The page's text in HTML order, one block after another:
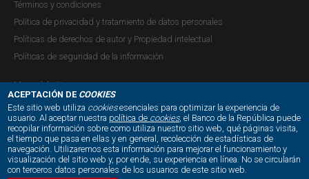
ACEPTACIÓN DE COOKIES
Este sitio web utiliza cookiesesenciales para optimizar la experiencia de
usuario. Al aceptar nuestra política de cookies, el Banco de la República puede
recopilar información sobre como utiliza nuestro sitio web, qué páginas visita,
el tiempo que pasa en ellas y en general, recolección de estadísticas de
navegación. Utilizaremos esta información para mejorar el funcionamiento y
visualización del sitio web y, por ende, su experiencia en línea. No se circularán
con terceros datos personales de los usuarios de este sitio web.
Términos y condiciones
Política de privacidad y tratamiento de datos personales
Políticas de derechos de autor y Propiedad intelectual
Políticas de seguridad de la información
Mapa del sitio
NUESTRAS REDES SOCIALES: